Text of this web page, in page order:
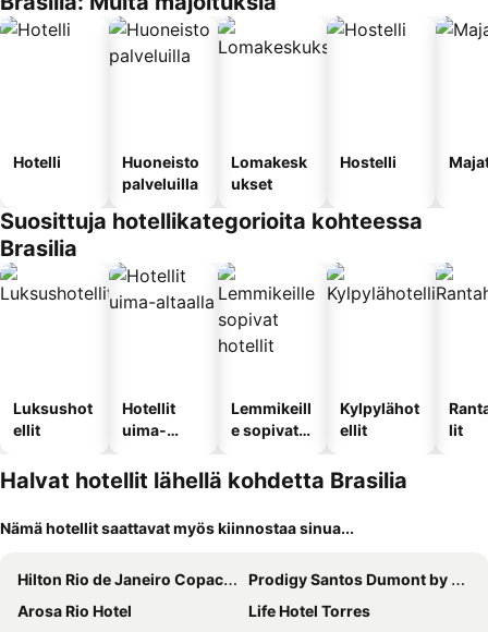
Hotelli
Huoneisto
palveluilla
Lomakesk
ukset
Hostelli
Suosittuja hotellikategorioita kohteessa
Brasilia
Luksushot
ellit
Hotellit
uima-
Lemmikeill
e sopivat
Kylpylähot
ellit
lit
Halvat hotellit lähellä kohdetta Brasilia
Nämä hotellit saattavat myös kiinnostaa sinua...
Hilton Rio de Janeiro Copacabana
Prodigy Santos Dumont by Wish
Arosa Rio Hotel
Life Hotel Torres